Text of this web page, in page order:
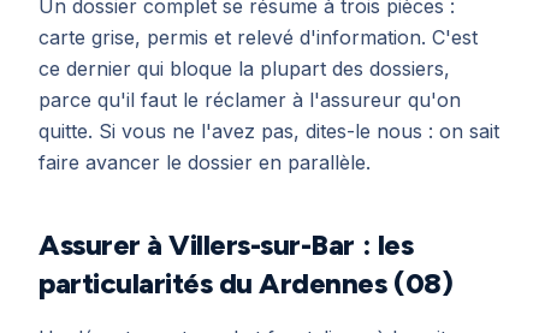
Un dossier complet se résume à trois pièces :
carte grise, permis et relevé d'information. C'est
ce dernier qui bloque la plupart des dossiers,
parce qu'il faut le réclamer à l'assureur qu'on
quitte. Si vous ne l'avez pas, dites-le nous : on sait
faire avancer le dossier en parallèle.
Assurer à Villers-sur-Bar : les
particularités du Ardennes (08)